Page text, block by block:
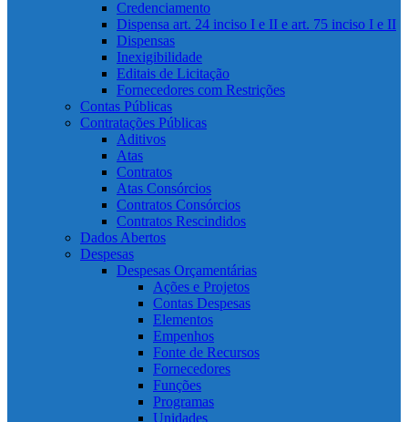
Credenciamento
Dispensa art. 24 inciso I e II e art. 75 inciso I e II
Dispensas
Inexigibilidade
Editais de Licitação
Fornecedores com Restrições
Contas Públicas
Contratações Públicas
Aditivos
Atas
Contratos
Atas Consórcios
Contratos Consórcios
Contratos Rescindidos
Dados Abertos
Despesas
Despesas Orçamentárias
Ações e Projetos
Contas Despesas
Elementos
Empenhos
Fonte de Recursos
Fornecedores
Funções
Programas
Unidades